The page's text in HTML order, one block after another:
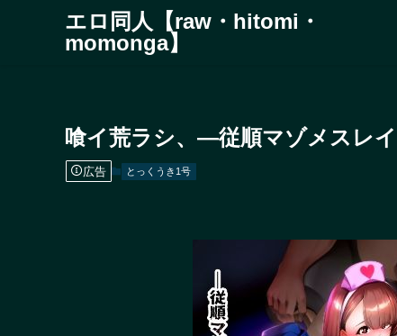
エロ同人【raw・hitomi・
momonga】
喰イ荒ラシ、―従順マゾメスレ
広告 とっくうき1号